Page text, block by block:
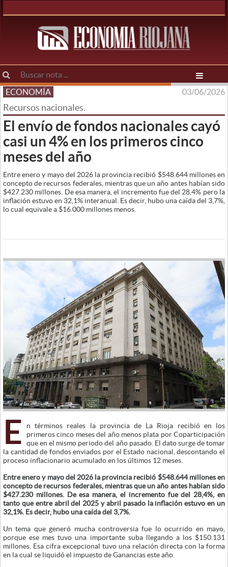
ECONOMÍA 03/06/2026
Recursos nacionales.
El envío de fondos nacionales cayó
casi un 4% en los primeros cinco
meses del año
Entre enero y mayo del 2026 la provincia recibió $548.644 millones en
concepto de recursos federales, mientras que un año antes habían sido
$427.230 millones. De esa manera, el incremento fue del 28,4% pero la
inflación estuvo en 32,1% interanual. Es decir, hubo una caída del 3,7%,
lo cual equivale a $16.000 millones menos.
E
n términos reales la provincia de La Rioja recibió en los
primeros cinco meses del año menos plata por Coparticipación
que en el mismo periodo del año pasado. El dato surge de tomar
la cantidad de fondos enviados por el Estado nacional, descontando el
proceso inflacionario acumulado en los últimos 12 meses.
Entre enero y mayo del 2026 la provincia recibió $548.644 millones en
concepto de recursos federales, mientras que un año antes habían sido
$427.230 millones. De esa manera, el incremento fue del 28,4%, en
tanto que entre abril del 2025 y abril pasado la inflación estuvo en un
32,1%. Es decir, hubo una caída del 3,7%.
Un tema que generó mucha controversia fue lo ocurrido en mayo,
porque ese mes tuvo una importante suba llegando a los $150.131
millones. Esa cifra excepcional tuvo una relación directa con la forma
en la cual se liquidó el impuesto de Ganancias este año.